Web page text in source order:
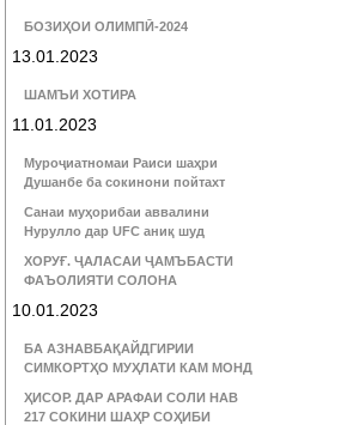
БОЗИҲОИ ОЛИМПӢ-2024
13.01.2023
ШАМЪИ ХОТИРА
11.01.2023
Муроҷиатномаи Раиси шаҳри
Душанбе ба сокинони пойтахт
Санаи муҳорибаи аввалини
Нурулло дар UFC аниқ шуд
ХОРУҒ. ҶАЛАСАИ ҶАМЪБАСТИ
ФАЪОЛИЯТИ СОЛОНА
10.01.2023
БА АЗНАВБАҚАЙДГИРИИ
СИМКОРТҲО МУҲЛАТИ КАМ МОНД
ҲИСОР. ДАР АРАФАИ СОЛИ НАВ
217 СОКИНИ ШАҲР СОҲИБИ